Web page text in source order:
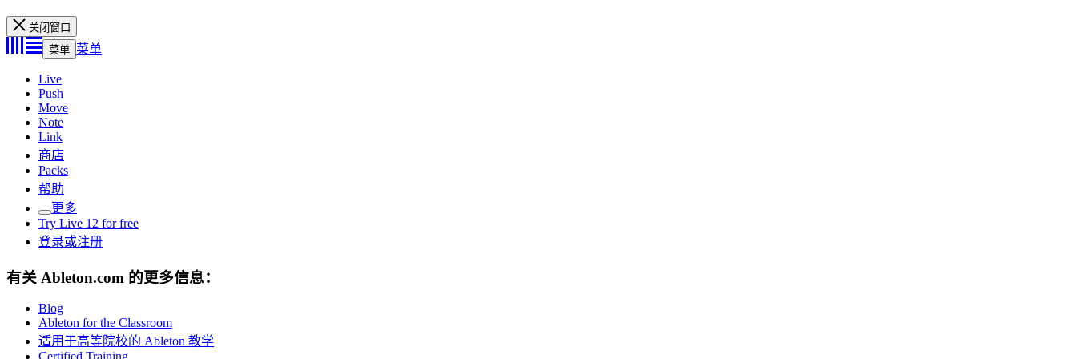
关闭窗口
菜单 菜单
Live
Push
Move
Note
Link
商店
Packs
帮助
更多
Try Live 12 for free
登录或注册
有关 Ableton.com 的更多信息：
Blog
Ableton for the Classroom
适用于高等院校的 Ableton 教学